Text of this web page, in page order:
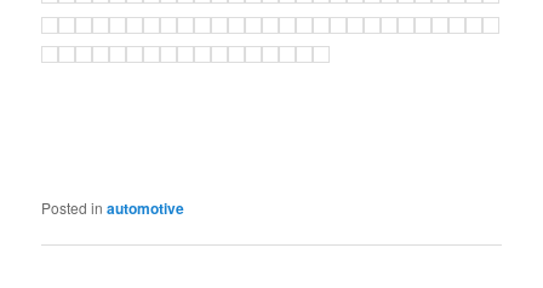
Posted in automotive